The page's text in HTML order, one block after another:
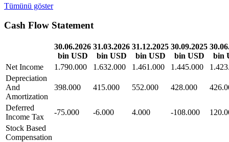
Tümünü göster
Cash Flow Statement
30.06.2026
bin USD
31.03.2026
bin USD
31.12.2025
bin USD
30.09.2025
bin USD
bin
Net Income
1.790.000 1.632.000 1.461.000 1.445.000
Depreciation
And
Amortization
398.000 415.000 552.000 428.000
Deferred
Income Tax
-75.000 -6.000 4.000 -108.000
Stock Based
Compensation